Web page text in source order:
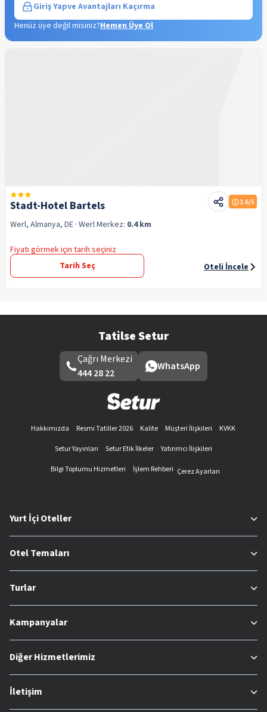
Giriş Yapve Avantajları Kaçırma
Henüz üye değil misiniz?Hemen Üye Ol
Stadt-Hotel Bartels 3.6/5
Werl, Almanya, DE · WerlMerkez: 0.4 km
Fiyatı görmek için tarih seçiniz
Tarih Seç
Oteli İncele
Tatilse Setur
Çağrı Merkezi
444 28 22
WhatsApp
Hakkımızda Resmi Tatiller 2026 Kalite Müşteri İlişkileri
KVKK
Setur Yayınları
Setur Etik İlkeler
Yatırımcı İlişkileri
Bilgi Toplumu Hizmetleri
İşlem Rehberi Çerez Ayarları
Yurt İçi Oteller
Otel Temaları
Turlar
Kampanyalar
Diğer Hizmetlerimiz
İletişim